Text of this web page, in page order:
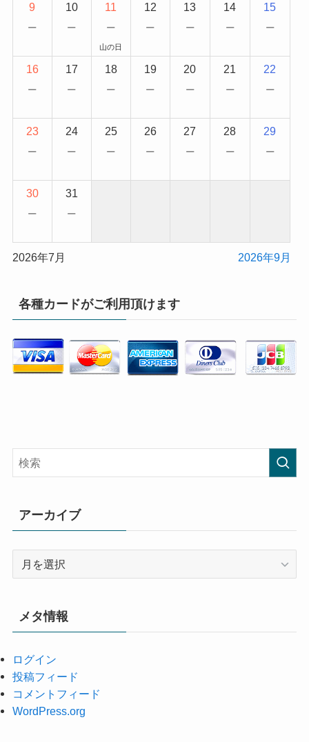
9
−
10
−
11
−
山の日
12
−
13
−
14
−
15
−
16
−
17
−
18
−
19
−
20
−
21
−
22
−
23
−
24
−
25
−
26
−
27
−
28
−
29
−
30
−
31
−
2026年7月 2026年9月
各種カードがご利用頂けます
アーカイブ
メタ情報
ログイン
投稿フィード
コメントフィード
WordPress.org